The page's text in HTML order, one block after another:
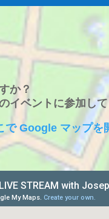
か？
イベントに参加し
で Google マップを